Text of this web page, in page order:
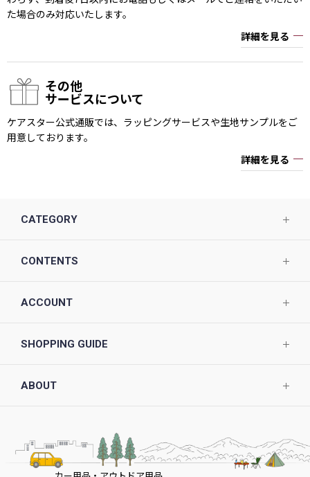
た場合のみ対応いたします。
詳細を見る
その他
サービスについて
ケアスター公式通販では、ラッピングサービスや生地サンプルをご
用意しております。
詳細を見る
CATEGORY
CONTENTS
ACCOUNT
SHOPPING GUIDE
ABOUT